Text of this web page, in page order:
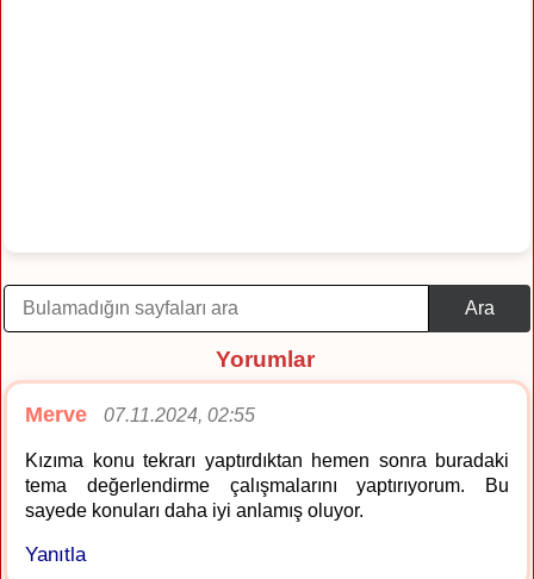
Ara
Yorumlar
Merve 07.11.2024, 02:55
Kızıma konu tekrarı yaptırdıktan hemen sonra buradaki
tema değerlendirme çalışmalarını yaptırıyorum. Bu
sayede konuları daha iyi anlamış oluyor.
Yanıtla